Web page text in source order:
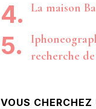
La maison
recherche
VOUS